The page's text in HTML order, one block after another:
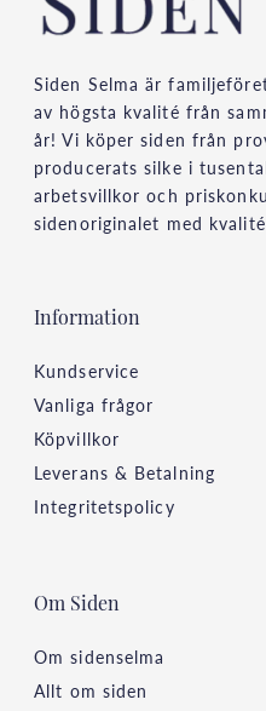
Siden Selma är
av högsta kvalité från
år! Vi köper siden från
producerats silke i
arbetsvillkor och
sidenoriginalet med
Information
Kundservice
Vanliga frågor
Köpvillkor
Leverans & Betalning
Integritetspolicy
Om Siden
Om sidenselma
Allt om siden